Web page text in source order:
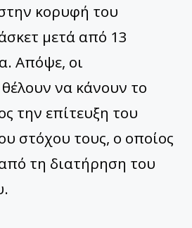
κορυφή του
μετά από 13
Απόψε, οι
να κάνουν το
την επίτευξη του
στόχου τους, ο οποίος
τη διατήρηση του